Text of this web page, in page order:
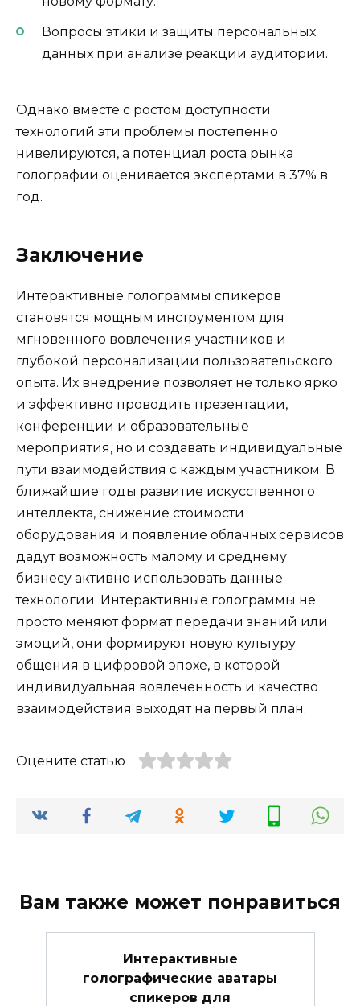
Вопросы этики и защиты персональных
данных при анализе реакции аудитории.
Однако вместе с ростом доступности
технологий эти проблемы постепенно
нивелируются, а потенциал роста рынка
голографии оценивается экспертами в 37% в
год.
Заключение
Интерактивные голограммы спикеров
становятся мощным инструментом для
мгновенного вовлечения участников и
глубокой персонализации пользовательского
опыта. Их внедрение позволяет не только ярко
и эффективно проводить презентации,
конференции и образовательные
мероприятия, но и создавать индивидуальные
пути взаимодействия с каждым участником. В
ближайшие годы развитие искусственного
интеллекта, снижение стоимости
оборудования и появление облачных сервисов
дадут возможность малому и среднему
бизнесу активно использовать данные
технологии. Интерактивные голограммы не
просто меняют формат передачи знаний или
эмоций, они формируют новую культуру
общения в цифровой эпохе, в которой
индивидуальная вовлечённость и качество
взаимодействия выходят на первый план.
Оцените статью
Вам также может понравиться
Интерактивные
голографические аватары
спикеров для